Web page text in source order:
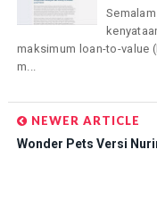
maksimum loan-to-value
m...
NEWER ARTICLE
Wonder Pets Versi